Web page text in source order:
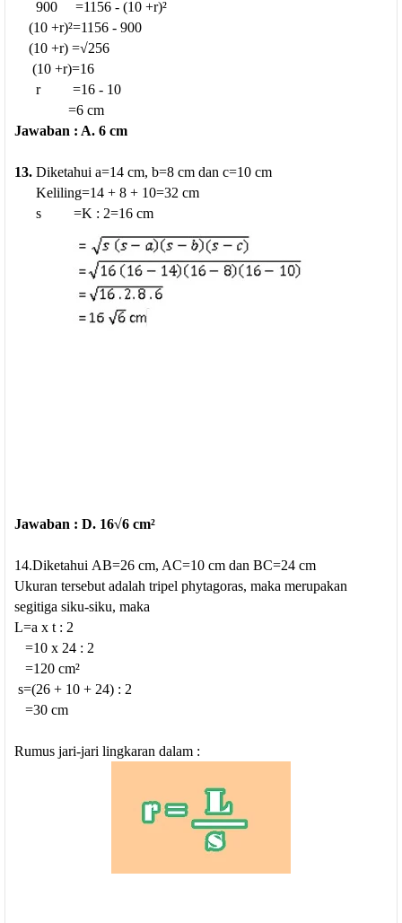
900 =1156 - (10 +r)²
(10 +r)²=1156 - 900
(10 +r) =√256
(10 +r)=16
r =16 - 10
=6 cm
Jawaban : A. 6 cm
13. Diketahui a=14 cm, b=8 cm dan c=10 cm
Keliling=14 + 8 + 10=32 cm
s =K : 2=16 cm
Jawaban : D. 16√6 cm²
14.Diketahui AB=26 cm, AC=10 cm dan BC=24 cm
Ukuran tersebut adalah tripel phytagoras, maka merupakan
segitiga siku-siku, maka
L=a x t : 2
=10 x 24 : 2
=120 cm²
s=(26 + 10 + 24) : 2
=30 cm
Rumus jari-jari lingkaran dalam :